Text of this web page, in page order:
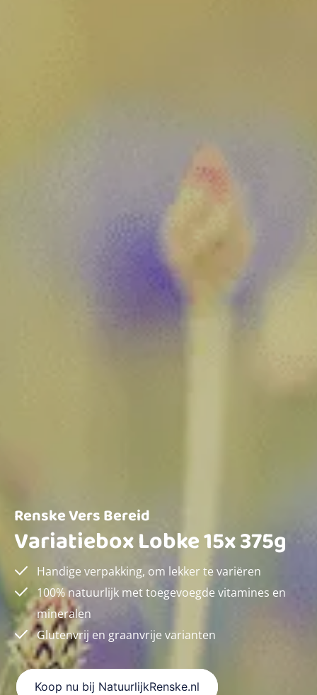
Renske Vers Bereid
Variatiebox Lobke 15x 375g
Handige verpakking, om lekker te variëren
100% natuurlijk met toegevoegde vitamines en
mineralen
Glutenvrij en graanvrije varianten
Koop nu bij NatuurlijkRenske.nl